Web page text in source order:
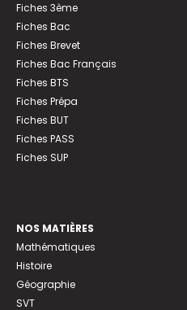
Fiches 3ème
Fiches Bac
Fiches Brevet
Fiches Bac Français
Fiches BTS
Fiches Prépa
Fiches BUT
Fiches PASS
Fiches SUP
NOS MATIÈRES
Mathématiques
Histoire
Géographie
SVT